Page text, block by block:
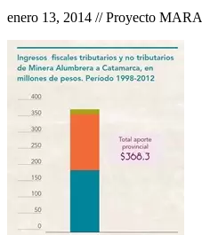
enero 13, 2014 // Proyecto MARA